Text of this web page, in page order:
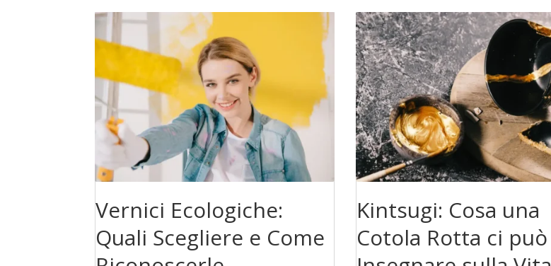
Vernici Ecologiche:
Quali Scegliere e Come
Kintsugi: Cosa una
Cotola Rotta ci può